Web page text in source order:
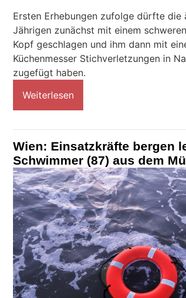
Ersten Erhebungen zufolge dürfte die
Jährigen zunächst mit einem
Kopf geschlagen und ihm dann mit
Küchenmesser Stichverletzungen in
zugefügt haben.
Weiterlesen
Wien: Einsatzkräfte bergen
Schwimmer (87) aus dem